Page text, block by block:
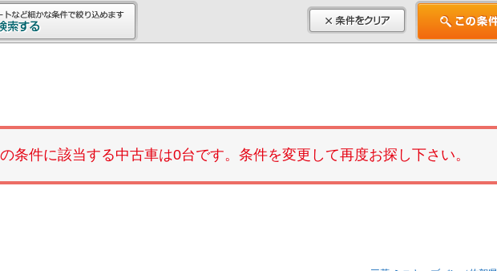
条件に該当する中古車は0台です。条件を変更して再度お探し下さい。